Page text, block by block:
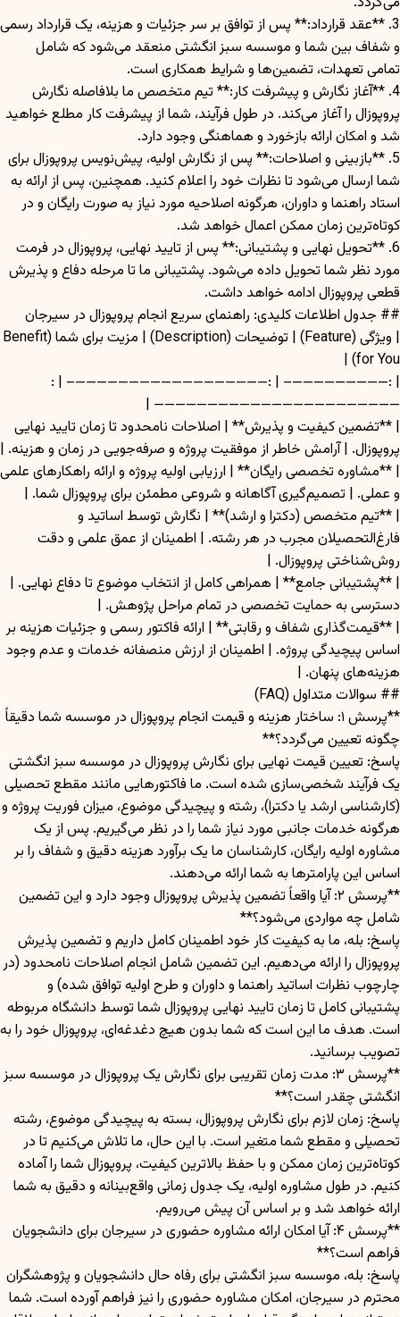
3. **عقد قرارداد:** پس از توافق بر سر جزئیات و هزینه، یک قرارداد رسمی
و شفاف بین شما و موسسه سبز انگشتی منعقد می‌شود که شامل
تمامی تعهدات، تضمین‌ها و شرایط همکاری است.
4. **آغاز نگارش و پیشرفت کار:** تیم متخصص ما بلافاصله نگارش
پروپوزال را آغاز می‌کند. در طول فرآیند، شما از پیشرفت کار مطلع خواهید
شد و امکان ارائه بازخورد و هماهنگی وجود دارد.
5. **بازبینی و اصلاحات:** پس از نگارش اولیه، پیش‌نویس پروپوزال برای
شما ارسال می‌شود تا نظرات خود را اعلام کنید. همچنین، پس از ارائه به
استاد راهنما و داوران، هرگونه اصلاحیه مورد نیاز به صورت رایگان و در
کوتاه‌ترین زمان ممکن اعمال خواهد شد.
6. **تحویل نهایی و پشتیبانی:** پس از تایید نهایی، پروپوزال در فرمت
مورد نظر شما تحویل داده می‌شود. پشتیبانی ما تا مرحله دفاع و پذیرش
قطعی پروپوزال ادامه خواهد داشت.
## جدول اطلاعات کلیدی: راهنمای سریع انجام پروپوزال در سیرجان
| ویژگی (Feature) | توضیحات (Description) | مزیت برای شما (Benefit
for You) |
| :—————————– | :——————————————————– | :
——————————————————————— |
| **تضمین کیفیت و پذیرش** | اصلاحات نامحدود تا زمان تایید نهایی
پروپوزال. | آرامش خاطر از موفقیت پروژه و صرفه‌جویی در زمان و هزینه. |
| **مشاوره تخصصی رایگان** | ارزیابی اولیه پروژه و ارائه راهکارهای علمی
و عملی. | تصمیم‌گیری آگاهانه و شروعی مطمئن برای پروپوزال شما. |
| **تیم متخصص (دکترا و ارشد)** | نگارش توسط اساتید و
فارغ‌التحصیلان مجرب در هر رشته. | اطمینان از عمق علمی و دقت
روش‌شناختی پروپوزال. |
| **پشتیبانی جامع** | همراهی کامل از انتخاب موضوع تا دفاع نهایی. |
دسترسی به حمایت تخصصی در تمام مراحل پژوهش. |
| **قیمت‌گذاری شفاف و رقابتی** | ارائه فاکتور رسمی و جزئیات هزینه بر
اساس پیچیدگی پروژه. | اطمینان از ارزش منصفانه خدمات و عدم وجود
هزینه‌های پنهان. |
## سوالات متداول (FAQ)
**پرسش ۱: ساختار هزینه و قیمت انجام پروپوزال در موسسه شما دقیقاً
چگونه تعیین می‌گردد؟**
پاسخ: تعیین قیمت نهایی برای نگارش پروپوزال در موسسه سبز انگشتی
یک فرآیند شخصی‌سازی شده است. ما فاکتورهایی مانند مقطع تحصیلی
(کارشناسی ارشد یا دکترا)، رشته و پیچیدگی موضوع، میزان فوریت پروژه و
هرگونه خدمات جانبی مورد نیاز شما را در نظر می‌گیریم. پس از یک
مشاوره اولیه رایگان، کارشناسان ما یک برآورد هزینه دقیق و شفاف را بر
اساس این پارامترها به شما ارائه می‌دهند.
**پرسش ۲: آیا واقعاً تضمین پذیرش پروپوزال وجود دارد و این تضمین
شامل چه مواردی می‌شود؟**
پاسخ: بله، ما به کیفیت کار خود اطمینان کامل داریم و تضمین پذیرش
پروپوزال را ارائه می‌دهیم. این تضمین شامل انجام اصلاحات نامحدود (در
چارچوب نظرات اساتید راهنما و داوران و طرح اولیه توافق شده) و
پشتیبانی کامل تا زمان تایید نهایی پروپوزال شما توسط دانشگاه مربوطه
است. هدف ما این است که شما بدون هیچ دغدغه‌ای، پروپوزال خود را به
تصویب برسانید.
**پرسش ۳: مدت زمان تقریبی برای نگارش یک پروپوزال در موسسه سبز
انگشتی چقدر است؟**
پاسخ: زمان لازم برای نگارش پروپوزال، بسته به پیچیدگی موضوع، رشته
تحصیلی و مقطع شما متغیر است. با این حال، ما تلاش می‌کنیم تا در
کوتاه‌ترین زمان ممکن و با حفظ بالاترین کیفیت، پروپوزال شما را آماده
کنیم. در طول مشاوره اولیه، یک جدول زمانی واقع‌بینانه و دقیق به شما
ارائه خواهد شد و بر اساس آن پیش می‌رویم.
**پرسش ۴: آیا امکان ارائه مشاوره حضوری در سیرجان برای دانشجویان
فراهم است؟**
پاسخ: بله، موسسه سبز انگشتی برای رفاه حال دانشجویان و پژوهشگران
محترم در سیرجان، امکان مشاوره حضوری را نیز فراهم آورده است. شما